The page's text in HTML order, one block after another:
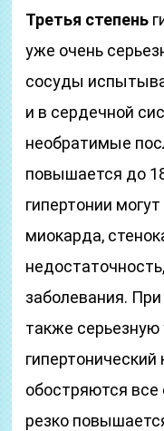
Третья степень
уже очень
сосуды
и в сердечной
необратимые
повышается до
гипертонии
миокарда,
заболевания.
также серьезную
гипертонический
обостряются
резко